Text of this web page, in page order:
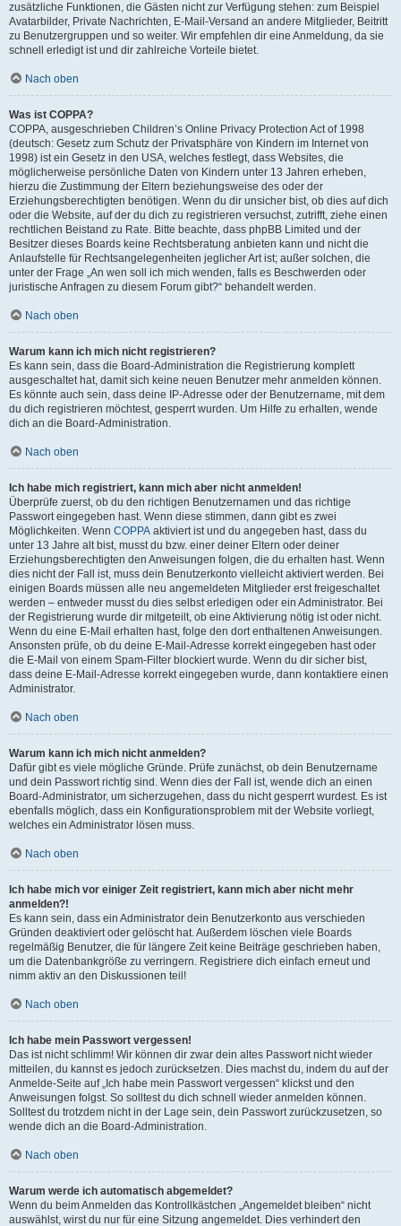
zusätzliche Funktionen, die Gästen nicht zur Verfügung stehen: zum Beispiel
Avatarbilder, Private Nachrichten, E-Mail-Versand an andere Mitglieder, Beitritt
zu Benutzergruppen und so weiter. Wir empfehlen dir eine Anmeldung, da sie
schnell erledigt ist und dir zahlreiche Vorteile bietet.
Nach oben
Was ist COPPA?
COPPA, ausgeschrieben Children’s Online Privacy Protection Act of 1998
(deutsch: Gesetz zum Schutz der Privatsphäre von Kindern im Internet von
1998) ist ein Gesetz in den USA, welches festlegt, dass Websites, die
möglicherweise persönliche Daten von Kindern unter 13 Jahren erheben,
hierzu die Zustimmung der Eltern beziehungsweise des oder der
Erziehungsberechtigten benötigen. Wenn du dir unsicher bist, ob dies auf dich
oder die Website, auf der du dich zu registrieren versuchst, zutrifft, ziehe einen
rechtlichen Beistand zu Rate. Bitte beachte, dass phpBB Limited und der
Besitzer dieses Boards keine Rechtsberatung anbieten kann und nicht die
Anlaufstelle für Rechtsangelegenheiten jeglicher Art ist; außer solchen, die
unter der Frage „An wen soll ich mich wenden, falls es Beschwerden oder
juristische Anfragen zu diesem Forum gibt?“ behandelt werden.
Nach oben
Warum kann ich mich nicht registrieren?
Es kann sein, dass die Board-Administration die Registrierung komplett
ausgeschaltet hat, damit sich keine neuen Benutzer mehr anmelden können.
Es könnte auch sein, dass deine IP-Adresse oder der Benutzername, mit dem
du dich registrieren möchtest, gesperrt wurden. Um Hilfe zu erhalten, wende
dich an die Board-Administration.
Nach oben
Ich habe mich registriert, kann mich aber nicht anmelden!
Überprüfe zuerst, ob du den richtigen Benutzernamen und das richtige
Passwort eingegeben hast. Wenn diese stimmen, dann gibt es zwei
Möglichkeiten. Wenn COPPA aktiviert ist und du angegeben hast, dass du
unter 13 Jahre alt bist, musst du bzw. einer deiner Eltern oder deiner
Erziehungsberechtigten den Anweisungen folgen, die du erhalten hast. Wenn
dies nicht der Fall ist, muss dein Benutzerkonto vielleicht aktiviert werden. Bei
einigen Boards müssen alle neu angemeldeten Mitglieder erst freigeschaltet
werden – entweder musst du dies selbst erledigen oder ein Administrator. Bei
der Registrierung wurde dir mitgeteilt, ob eine Aktivierung nötig ist oder nicht.
Wenn du eine E-Mail erhalten hast, folge den dort enthaltenen Anweisungen.
Ansonsten prüfe, ob du deine E-Mail-Adresse korrekt eingegeben hast oder
die E-Mail von einem Spam-Filter blockiert wurde. Wenn du dir sicher bist,
dass deine E-Mail-Adresse korrekt eingegeben wurde, dann kontaktiere einen
Administrator.
Nach oben
Warum kann ich mich nicht anmelden?
Dafür gibt es viele mögliche Gründe. Prüfe zunächst, ob dein Benutzername
und dein Passwort richtig sind. Wenn dies der Fall ist, wende dich an einen
Board-Administrator, um sicherzugehen, dass du nicht gesperrt wurdest. Es ist
ebenfalls möglich, dass ein Konfigurationsproblem mit der Website vorliegt,
welches ein Administrator lösen muss.
Nach oben
Ich habe mich vor einiger Zeit registriert, kann mich aber nicht mehr
anmelden?!
Es kann sein, dass ein Administrator dein Benutzerkonto aus verschieden
Gründen deaktiviert oder gelöscht hat. Außerdem löschen viele Boards
regelmäßig Benutzer, die für längere Zeit keine Beiträge geschrieben haben,
um die Datenbankgröße zu verringern. Registriere dich einfach erneut und
nimm aktiv an den Diskussionen teil!
Nach oben
Ich habe mein Passwort vergessen!
Das ist nicht schlimm! Wir können dir zwar dein altes Passwort nicht wieder
mitteilen, du kannst es jedoch zurücksetzen. Dies machst du, indem du auf der
Anmelde-Seite auf „Ich habe mein Passwort vergessen“ klickst und den
Anweisungen folgst. So solltest du dich schnell wieder anmelden können.
Solltest du trotzdem nicht in der Lage sein, dein Passwort zurückzusetzen, so
wende dich an die Board-Administration.
Nach oben
Warum werde ich automatisch abgemeldet?
Wenn du beim Anmelden das Kontrollkästchen „Angemeldet bleiben“ nicht
auswählst, wirst du nur für eine Sitzung angemeldet. Dies verhindert den